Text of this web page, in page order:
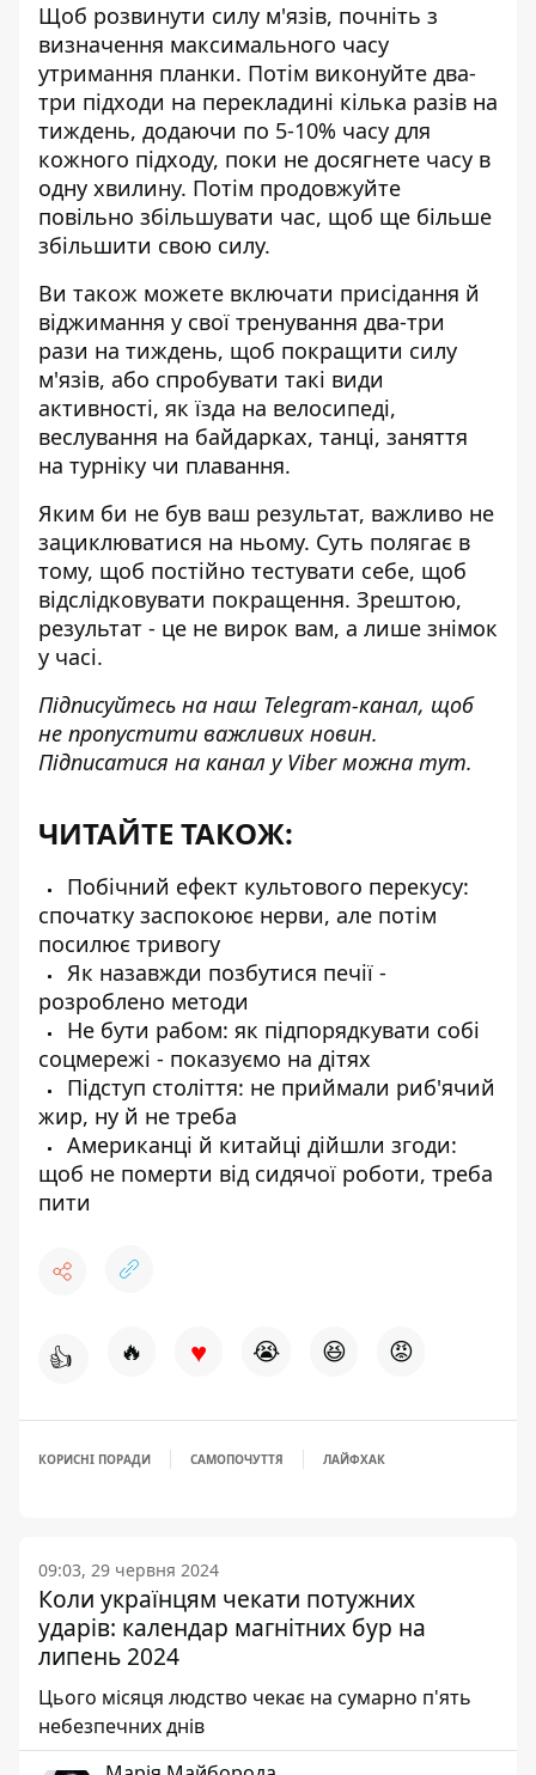
Щоб розвинути силу м'язів, почніть з
визначення максимального часу
утримання планки. Потім виконуйте два-
три підходи на перекладині кілька разів на
тиждень, додаючи по 5-10% часу для
кожного підходу, поки не досягнете часу в
одну хвилину. Потім продовжуйте
повільно збільшувати час, щоб ще більше
збільшити свою силу.
Ви також можете включати присідання й
віджимання у свої тренування два-три
рази на тиждень, щоб покращити силу
м'язів, або спробувати такі види
активності, як їзда на велосипеді,
веслування на байдарках, танці, заняття
на турніку чи плавання.
Яким би не був ваш результат, важливо не
зациклюватися на ньому. Суть полягає в
тому, щоб постійно тестувати себе, щоб
відслідковувати покращення. Зрештою,
результат - це не вирок вам, а лише знімок
у часі.
Підписуйтесь на наш Telegram-канал, щоб
не пропустити важливих новин.
Підписатися на канал у Viber можна тут.
ЧИТАЙТЕ ТАКОЖ:
Побічний ефект культового перекусу:
спочатку заспокоює нерви, але потім
посилює тривогу
Як назавжди позбутися печії -
розроблено методи
Не бути рабом: як підпорядкувати собі
соцмережі - показуємо на дітях
Підступ століття: не приймали риб'ячий
жир, ну й не треба
Американці й китайці дійшли згоди:
щоб не померти від сидячої роботи, треба
пити
👍 🔥 ♥ 😭 😆 😡
КОРИСНІ ПОРАДИ САМОПОЧУТТЯ ЛАЙФХАК
09:03, 29 червня 2024
Коли українцям чекати потужних
ударів: календар магнітних бур на
липень 2024
Цього місяця людство чекає на сумарно п'ять
небезпечних днів